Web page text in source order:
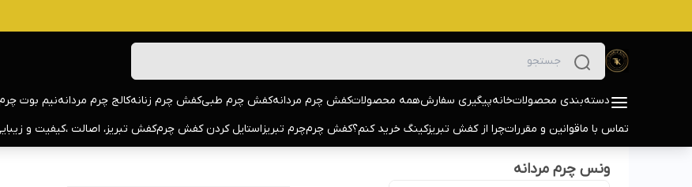
دسته‌بندی محصولاتخانهپیگیری سفارشهمه محصولاتکفش چرم مردانهکفش چرم طبیکفش چرم زنانهکالج چرم مردانهنیم بوت
تماس با ماقوانین و مقرراتچرا از کفش تبریزکینگ خرید کنم؟کفش چرمچرم تبریزاستایل کردن کفش چرمکفش تبریز، اصالت ،کیفیت و
ونس چرم مردانه